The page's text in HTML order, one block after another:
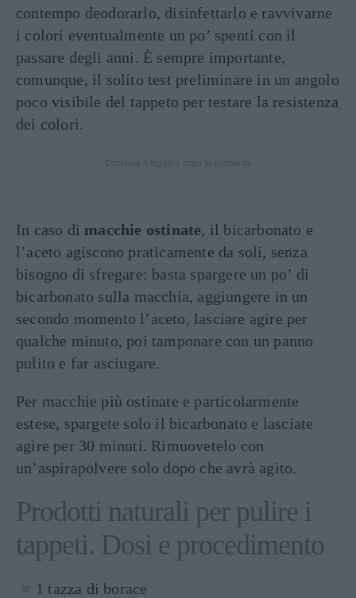
contempo deodorarlo, disinfettarlo e ravvivarne
i colori eventualmente un po’ spenti con il
passare degli anni. È sempre importante,
comunque, il solito test preliminare in un angolo
poco visibile del tappeto per testare la resistenza
dei colori.
In caso di macchie ostinate, il bicarbonato e
l’aceto agiscono praticamente da soli, senza
bisogno di sfregare: basta spargere un po’ di
bicarbonato sulla macchia, aggiungere in un
secondo momento l’aceto, lasciare agire per
qualche minuto, poi tamponare con un panno
pulito e far asciugare.
Per macchie più ostinate e particolarmente
estese, spargete solo il bicarbonato e lasciate
agire per 30 minuti. Rimuovetelo con
un’aspirapolvere solo dopo che avrà agito.
Prodotti naturali per pulire i
tappeti. Dosi e procedimento
1 tazza di borace